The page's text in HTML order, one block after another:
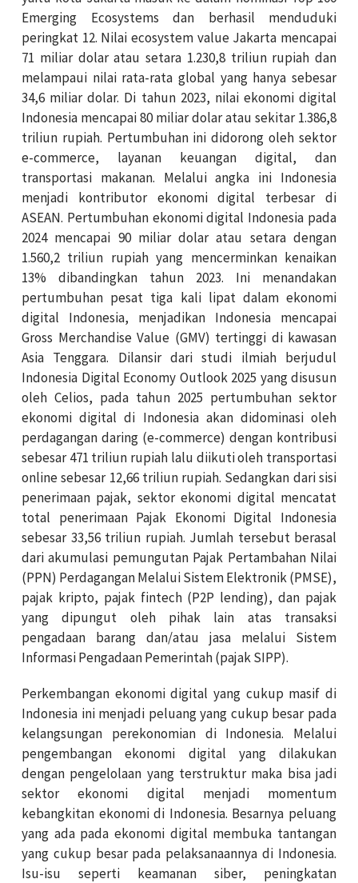
Emerging Ecosystems dan berhasil menduduki
peringkat 12. Nilai ecosystem value Jakarta mencapai
71 miliar dolar atau setara 1.230,8 triliun rupiah dan
melampaui nilai rata-rata global yang hanya sebesar
34,6 miliar dolar. Di tahun 2023, nilai ekonomi digital
Indonesia mencapai 80 miliar dolar atau sekitar 1.386,8
triliun rupiah. Pertumbuhan ini didorong oleh sektor
e-commerce, layanan keuangan digital, dan
transportasi makanan. Melalui angka ini Indonesia
menjadi kontributor ekonomi digital terbesar di
ASEAN. Pertumbuhan ekonomi digital Indonesia pada
2024 mencapai 90 miliar dolar atau setara dengan
1.560,2 triliun rupiah yang mencerminkan kenaikan
13% dibandingkan tahun 2023. Ini menandakan
pertumbuhan pesat tiga kali lipat dalam ekonomi
digital Indonesia, menjadikan Indonesia mencapai
Gross Merchandise Value (GMV) tertinggi di kawasan
Asia Tenggara. Dilansir dari studi ilmiah berjudul
Indonesia Digital Economy Outlook 2025 yang disusun
oleh Celios, pada tahun 2025 pertumbuhan sektor
ekonomi digital di Indonesia akan didominasi oleh
perdagangan daring (e-commerce) dengan kontribusi
sebesar 471 triliun rupiah lalu diikuti oleh transportasi
online sebesar 12,66 triliun rupiah. Sedangkan dari sisi
penerimaan pajak, sektor ekonomi digital mencatat
total penerimaan Pajak Ekonomi Digital Indonesia
sebesar 33,56 triliun rupiah. Jumlah tersebut berasal
dari akumulasi pemungutan Pajak Pertambahan Nilai
(PPN) Perdagangan Melalui Sistem Elektronik (PMSE),
pajak kripto, pajak fintech (P2P lending), dan pajak
yang dipungut oleh pihak lain atas transaksi
pengadaan barang dan/atau jasa melalui Sistem
Informasi Pengadaan Pemerintah (pajak SIPP).
Perkembangan ekonomi digital yang cukup masif di
Indonesia ini menjadi peluang yang cukup besar pada
kelangsungan perekonomian di Indonesia. Melalui
pengembangan ekonomi digital yang dilakukan
dengan pengelolaan yang terstruktur maka bisa jadi
sektor ekonomi digital menjadi momentum
kebangkitan ekonomi di Indonesia. Besarnya peluang
yang ada pada ekonomi digital membuka tantangan
yang cukup besar pada pelaksanaannya di Indonesia.
Isu-isu seperti keamanan siber, peningkatan